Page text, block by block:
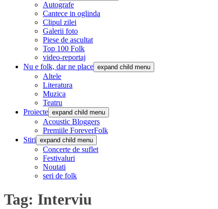
Autografe
Cantece in oglinda
Clipul zilei
Galerii foto
Piese de ascultat
Top 100 Folk
video-reportaj
Nu e folk, dar ne place expand child menu
Altele
Literatura
Muzica
Teatru
Proiecte expand child menu
Acoustic Bloggers
Premiile ForeverFolk
Stiri expand child menu
Concerte de suflet
Festivaluri
Noutati
seri de folk
Tag: Interviu